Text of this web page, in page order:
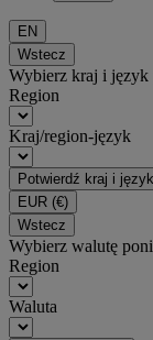
EN
Wstecz
Wybierz kraj i język
Region
Kraj/region-język
Potwierdź kraj i język
EUR (€)
Wstecz
Wybierz walutę
Region
Waluta